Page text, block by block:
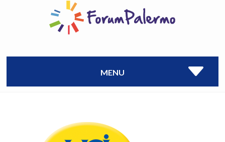
MENU